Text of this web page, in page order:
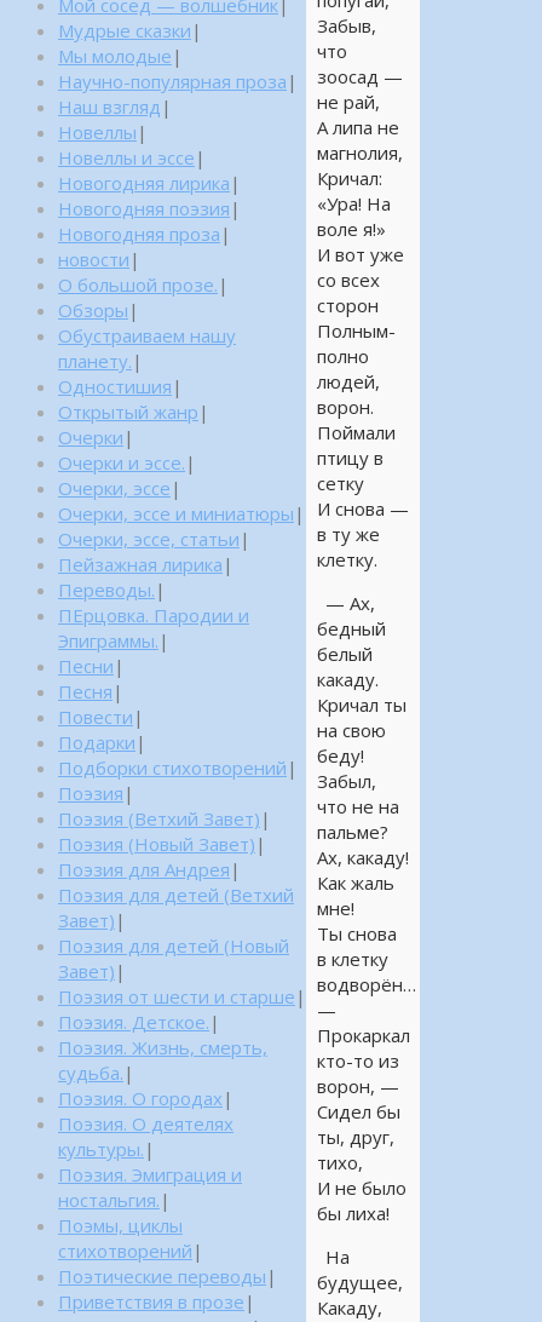
Забыв,
что
зоосад —
не рай,
А липа не
магнолия,
Кричал:
«Ура! На
воле я!»
И вот уже
со всех
сторон
Полным-
полно
людей,
ворон.
Поймали
птицу в
сетку
И снова —
в ту же
клетку.
— Ах,
бедный
белый
какаду.
Кричал ты
на свою
беду!
Забыл,
что не на
пальме?
Ах, какаду!
Как жаль
мне!
Ты снова
в клетку
водворён…
—
Прокаркал
кто-то из
ворон, —
Сидел бы
ты, друг,
тихо,
И не было
бы лиха!
На
будущее,
Какаду,
Мой сосед — волшебник|
Мудрые сказки |
Мы молодые |
Научно-популярная проза |
Наш взгляд |
Новеллы |
Новеллы и эссе |
Новогодняя лирика |
Новогодняя поэзия |
Новогодняя проза |
новости |
О большой прозе. |
Обзоры |
Обустраиваем нашу
планету. |
Одностишия |
Открытый жанр |
Очерки |
Очерки и эссе. |
Очерки, эссе |
Очерки, эссе и миниатюры |
Очерки, эссе, статьи |
Пейзажная лирика |
Переводы. |
ПЕрцовка. Пародии и
Эпиграммы. |
Песни |
Песня |
Повести |
Подарки |
Подборки стихотворений |
Поэзия |
Поэзия (Ветхий Завет) |
Поэзия (Новый Завет) |
Поэзия для Андрея |
Поэзия для детей (Ветхий
Завет) |
Поэзия для детей (Новый
Завет) |
Поэзия от шести и старше |
Поэзия. Детское. |
Поэзия. Жизнь, смерть,
судьба. |
Поэзия. О городах |
Поэзия. О деятелях
культуры. |
Поэзия. Эмиграция и
ностальгия. |
Поэмы, циклы
стихотворений |
Поэтические переводы |
Приветствия в прозе |